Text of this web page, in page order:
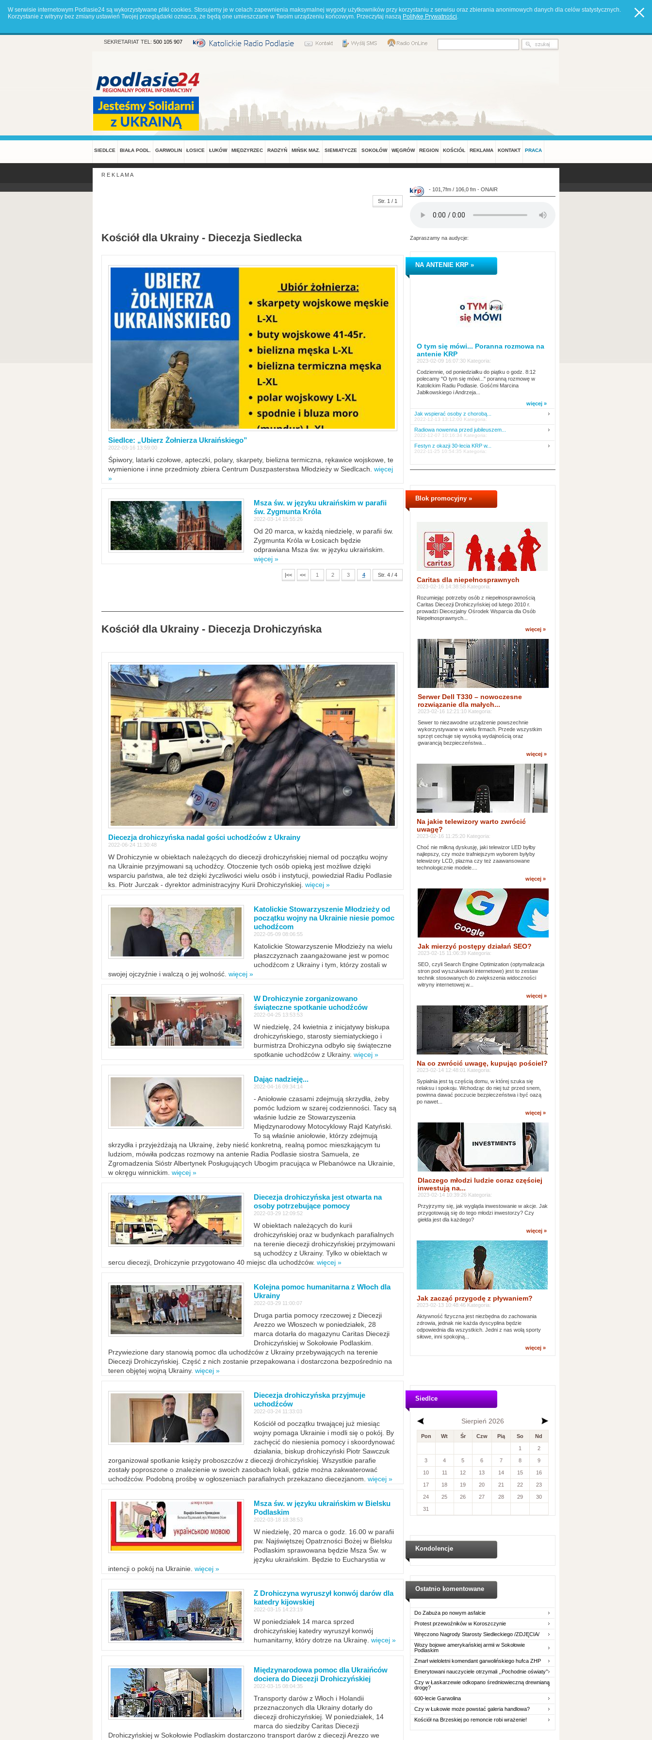
W serwisie internetowym Podlasie24 są wykorzystywane pliki cookies. Stosujemy je w celach zapewnienia maksymalnej wygody użytkowników przy korzystaniu z serwisu oraz zbierania anonimowych danych dla celów statystycznych.
Korzystanie z witryny bez zmiany ustawień Twojej przeglądarki oznacza, że będą one umieszczane w Twoim urządzeniu końcowym. Przeczytaj naszą Politykę Prywatności.
SEKRETARIAT TEL: 500 105 907
SIEDLCE BIAŁA PODL. GARWOLIN ŁOSICE ŁUKÓW MIĘDZYRZEC RADZYŃ MIŃSK MAZ. SIEMIATYCZE SOKOŁÓW WĘGRÓW REGION KOŚCIÓŁ REKLAMA KONTAKT PRACA
R E K L A M A
Str. 1 / 1
Kościół dla Ukrainy - Diecezja Siedlecka
Siedlce: „Ubierz Żołnierza Ukraińskiego”
2022-03-16 13:59:00
Śpiwory, latarki czołowe, apteczki, polary, skarpety, bielizna termiczna, rękawice wojskowe, te
wymienione i inne przedmioty zbiera Centrum Duszpasterstwa Młodzieży w Siedlcach. więcej
»
Msza św. w języku ukraińskim w parafii
św. Zygmunta Króla
2022-03-14 15:55:26
Od 20 marca, w każdą niedzielę, w parafii św.
Zygmunta Króla w Łosicach będzie
odprawiana Msza św. w języku ukraińskim.
więcej »
|<< << 1 2 3 4 Str. 4 / 4
Kościół dla Ukrainy - Diecezja Drohiczyńska
Diecezja drohiczyńska nadal gości uchodźców z Ukrainy
2022-06-24 11:30:48
W Drohiczynie w obiektach należących do diecezji drohiczyńskiej niemal od początku wojny
na Ukrainie przyjmowani są uchodźcy. Otoczenie tych osób opieką jest możliwe dzięki
wsparciu państwa, ale też dzięki życzliwości wielu osób i instytucji, powiedział Radiu Podlasie
ks. Piotr Jurczak - dyrektor administracyjny Kurii Drohiczyńskiej. więcej »
Katolickie Stowarzyszenie Młodzieży od
początku wojny na Ukrainie niesie pomoc
uchodźcom
2022-05-09 08:06:55
Katolickie Stowarzyszenie Młodzieży na wielu
płaszczyznach zaangażowane jest w pomoc
uchodźcom z Ukrainy i tym, którzy zostali w
swojej ojczyźnie i walczą o jej wolność. więcej »
W Drohiczynie zorganizowano
świąteczne spotkanie uchodźców
2022-04-25 13:53:53
W niedzielę, 24 kwietnia z inicjatywy biskupa
drohiczyńskiego, starosty siemiatyckiego i
burmistrza Drohiczyna odbyło się świąteczne
spotkanie uchodźców z Ukrainy. więcej »
Dając nadzieję...
2022-04-16 09:34:14
- Aniołowie czasami zdejmują skrzydła, żeby
pomóc ludziom w szarej codzienności. Tacy są
właśnie ludzie ze Stowarzyszenia
Międzynarodowy Motocyklowy Rajd Katyński.
To są właśnie aniołowie, którzy zdejmują
skrzydła i przyjeżdżają na Ukrainę, żeby nieść konkretną, realną pomoc mieszkającym tu
ludziom, mówiła podczas rozmowy na antenie Radia Podlasie siostra Samuela, ze
Zgromadzenia Sióstr Albertynek Posługujących Ubogim pracująca w Plebanówce na Ukrainie,
w okręgu winnickim. więcej »
Diecezja drohiczyńska jest otwarta na
osoby potrzebujące pomocy
2022-03-29 12:09:52
W obiektach należących do kurii
drohiczyńskiej oraz w budynkach parafialnych
na terenie diecezji drohiczyńskiej przyjmowani
są uchodźcy z Ukrainy. Tylko w obiektach w
sercu diecezji, Drohiczynie przygotowano 40 miejsc dla uchodźców. więcej »
Kolejna pomoc humanitarna z Włoch dla
Ukrainy
2022-03-29 11:00:07
Druga partia pomocy rzeczowej z Diecezji
Arezzo we Włoszech w poniedziałek, 28
marca dotarła do magazynu Caritas Diecezji
Drohiczyńskiej w Sokołowie Podlaskim.
Przywiezione dary stanowią pomoc dla uchodźców z Ukrainy przebywających na terenie
Diecezji Drohiczyńskiej. Część z nich zostanie przepakowana i dostarczona bezpośrednio na
teren objętej wojną Ukrainy. więcej »
Diecezja drohiczyńska przyjmuje
uchodźców
2022-03-24 11:33:03
Kościół od początku trwającej już miesiąc
wojny pomaga Ukrainie i modli się o pokój. By
zachęcić do niesienia pomocy i skoordynować
działania, biskup drohiczyński Piotr Sawczuk
zorganizował spotkanie księży proboszczów z diecezji drohiczyńskiej. Wszystkie parafie
zostały poproszone o znalezienie w swoich zasobach lokali, gdzie można zakwaterować
uchodźców. Podobną prośbę w ogłoszeniach parafialnych przekazano diecezjanom. więcej »
Msza św. w języku ukraińskim w Bielsku
Podlaskim
2022-03-18 18:38:53
W niedzielę, 20 marca o godz. 16.00 w parafii
pw. Najświętszej Opatrzności Bożej w Bielsku
Podlaskim sprawowana będzie Msza Św. w
języku ukraińskim. Będzie to Eucharystia w
intencji o pokój na Ukrainie. więcej »
Z Drohiczyna wyruszył konwój darów dla
katedry kijowskiej
2022-03-15 14:23:19
W poniedziałek 14 marca sprzed
drohiczyńskiej katedry wyruszył konwój
humanitarny, który dotrze na Ukrainę. więcej »
Międzynarodowa pomoc dla Ukraińców
dociera do Diecezji Drohiczyńskiej
2022-03-15 08:04:35
Transporty darów z Włoch i Holandii
przeznaczonych dla Ukrainy dotarły do
diecezji drohiczyńskiej. W poniedziałek, 14
marca do siedziby Caritas Diecezji
Drohiczyńskiej w Sokołowie Podlaskim dostarczono transport darów z diecezji Arezzo we
- 101,7fm / 106,0 fm - ONAIR
Zapraszamy na audycje:
NA ANTENIE KRP »
O tym się mówi... Poranna rozmowa na
antenie KRP
2023-02-09 16:07:30 Kategoria:
Codziennie, od poniedziałku do piątku o godz. 8:12
polecamy "O tym się mówi..." poranną rozmowę w
Katolickim Radiu Podlasie. Gośćmi Marcina
Jabłkowskiego i Andrzeja...
więcej »
Jak wspierać osoby z chorobą...
2022-12-13 13:12:00 Kategoria:
Radiowa nowenna przed jubileuszem...
2022-12-07 10:16:34 Kategoria:
Festyn z okazji 30-lecia KRP w...
2022-11-25 10:54:35 Kategoria:
Blok promocyjny »
Caritas dla niepełnosprawnych
2023-02-16 14:38:58 Kategoria:
Rozumiejąc potrzeby osób z niepełnosprawnością
Caritas Diecezji Drohiczyńskiej od lutego 2010 r.
prowadzi Diecezjalny Ośrodek Wsparcia dla Osób
Niepełnosprawnych...
więcej »
Serwer Dell T330 – nowoczesne
rozwiązanie dla małych...
2023-02-16 12:21:10 Kategoria:
Sewer to niezawodne urządzenie powszechnie
wykorzystywane w wielu firmach. Przede wszystkim
sprzęt cechuje się wysoką wydajnością oraz
gwarancją bezpieczeństwa...
więcej »
Na jakie telewizory warto zwrócić
uwagę?
2023-02-16 11:25:20 Kategoria:
Choć nie milkną dyskusję, jaki telewizor LED byłby
najlepszy, czy może trafniejszym wyborem byłyby
telewizory LCD, plazma czy też zaawansowane
technologicznie modele....
więcej »
Jak mierzyć postępy działań SEO?
2023-02-15 11:06:39 Kategoria:
SEO, czyli Search Engine Optimization (optymalizacja
stron pod wyszukiwarki internetowe) jest to zestaw
technik stosowanych do zwiększenia widoczności
witryny internetowej w...
więcej »
Na co zwrócić uwagę, kupując pościel?
2023-02-14 12:48:01 Kategoria:
Sypialnia jest tą częścią domu, w której szuka się
relaksu i spokoju. Wchodząc do niej tuż przed snem,
powinna dawać poczucie bezpieczeństwa i być oazą
po nawet...
więcej »
Dlaczego młodzi ludzie coraz częściej
inwestują na...
2023-02-14 10:39:26 Kategoria:
Przyjrzymy się, jak wygląda inwestowanie w akcje. Jak
przygotowują się do tego młodzi inwestorzy? Czy
giełda jest dla każdego?
więcej »
Jak zacząć przygodę z pływaniem?
2023-02-13 10:48:46 Kategoria:
Aktywność fizyczna jest niezbędna do zachowania
zdrowia, jednak nie każda dyscyplina będzie
odpowiednia dla wszystkich. Jedni z nas wolą sporty
siłowe, inni spokojną...
więcej »
Siedlce
Sierpień 2026
Pon Wt Śr Czw Pią So Nd
1 2
3 4 5 6 7 8 9
10 11 12 13 14 15 16
17 18 19 20 21 22 23
24 25 26 27 28 29 30
31
Kondolencje
Ostatnio komentowane
Do Zabuża po nowym asfalcie
Protest przewoźników w Koroszczynie
Wręczono Nagrody Starosty Siedleckiego /ZDJĘCIA/
Wozy bojowe amerykańskiej armii w Sokołowie
Podlaskim
Zmarł wieloletni komendant garwolińskiego hufca ZHP
Emerytowani nauczyciele otrzymali ,,Pochodnie oświaty’’
Czy w Łaskarzewie odkopano średniowieczną drewnianą
drogę?
600-lecie Garwolina
Czy w Łukowie może powstać galeria handlowa?
Kościół na Brzeskiej po remoncie robi wrażenie!